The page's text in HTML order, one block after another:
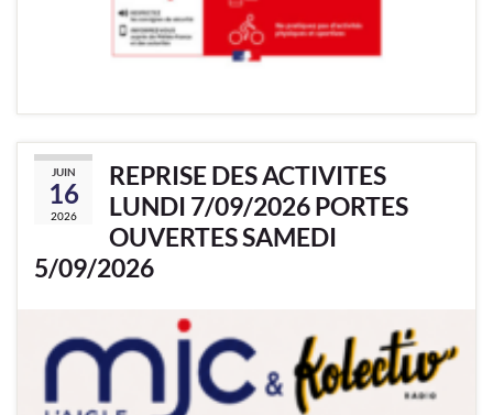
JUIN
16
2026
REPRISE DES ACTIVITES
LUNDI 7/09/2026 PORTES
OUVERTES SAMEDI
5/09/2026